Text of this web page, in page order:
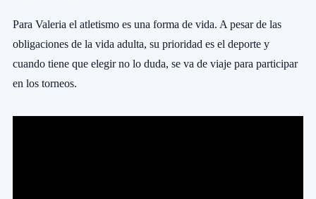
Para Valeria el atletismo es una forma de vida. A pesar de las
obligaciones de la vida adulta, su prioridad es el deporte y
cuando tiene que elegir no lo duda, se va de viaje para participar
en los torneos.